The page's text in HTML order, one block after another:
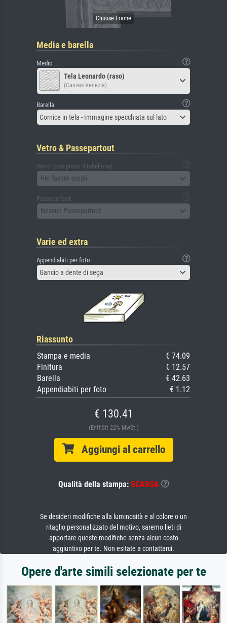
Media e barella
Medio
Tela Leonardo (raso)
(Canvas Venezia)
Barella
Cornice in tela - Immagine specchiata sul lato
Vetro & Passepartout
Vetro (compreso il tabellone)
Per favore scegli
Passepartout
Nessun Passepartout
Varie ed extra
Appendiabiti per foto
Gancio a dente di sega
Riassunto
Stampa e media
€ 74.09
Finitura
€ 12.57
Barella
€ 42.63
Appendiabiti per foto
€ 1.12
€ 130.41
(Enthält 22% MwSt.)
Aggiungi al carrello
Qualità della stampa: SCARSA
Se desideri modifiche alla luminosità e al colore o un
ritaglio personalizzato del motivo, saremo lieti di
apportare queste modifiche senza alcun costo
aggiuntivo per te. Non esitate a contattarci.
Opere d'arte simili selezionate per te